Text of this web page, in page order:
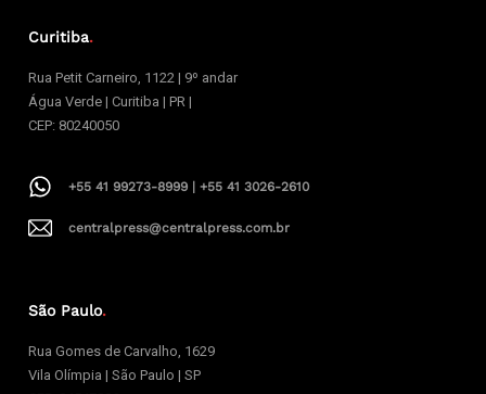
Curitiba.
Rua Petit Carneiro, 1122 | 9º andar
Água Verde | Curitiba | PR |
CEP: 80240050
+55 41 99273-8999 | +55 41 3026-2610
centralpress@centralpress.com.br
São Paulo.
Rua Gomes de Carvalho, 1629
Vila Olímpia | São Paulo | SP